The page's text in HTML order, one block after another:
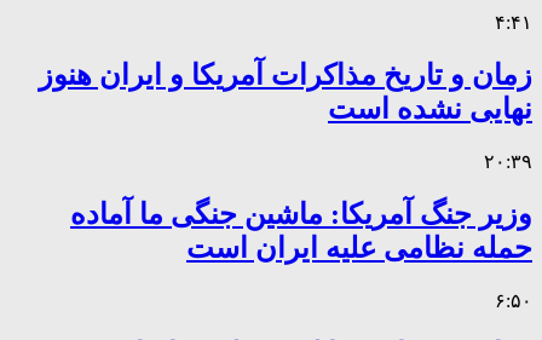
۴:۴۱
زمان و تاریخ مذاکرات آمریکا و ایران هنوز
نهایی نشده است
۲۰:۳۹
وزیر جنگ آمریکا: ماشین جنگی ما آماده
حمله نظامی علیه ایران است
۶:۵۰